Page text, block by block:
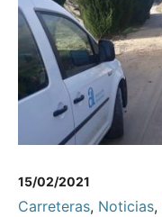
15/02/2021
Carreteras, Noticias,